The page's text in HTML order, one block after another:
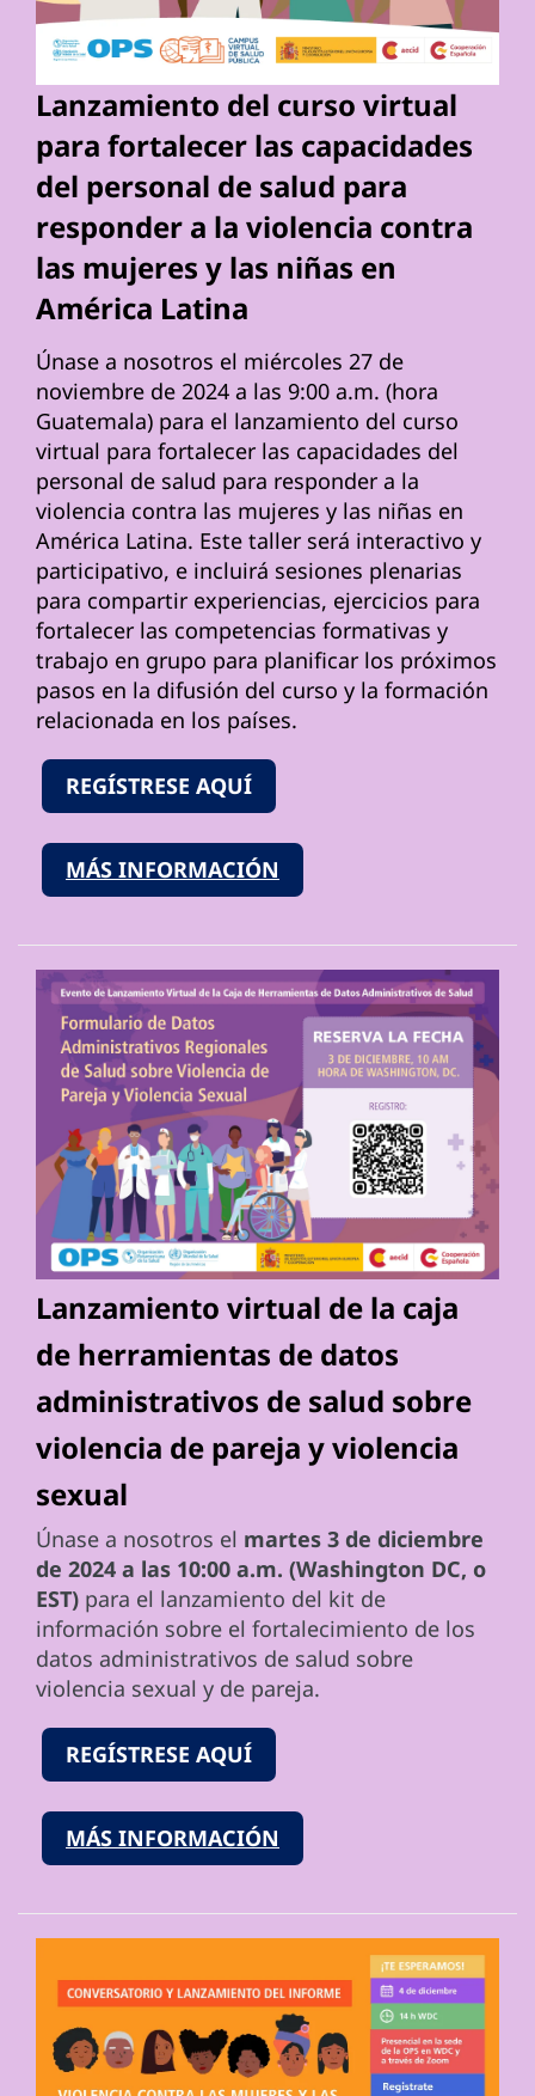
Lanzamiento del curso virtual
para fortalecer las capacidades
del personal de salud para
responder a la violencia contra
las mujeres y las niñas en
América Latina
Únase a nosotros el miércoles 27 de
noviembre de 2024 a las 9:00 a.m. (hora
Guatemala) para el lanzamiento del curso
virtual para fortalecer las capacidades del
personal de salud para responder a la
violencia contra las mujeres y las niñas en
América Latina. Este taller será interactivo y
participativo, e incluirá sesiones plenarias
para compartir experiencias, ejercicios para
fortalecer las competencias formativas y
trabajo en grupo para planificar los próximos
pasos en la difusión del curso y la formación
relacionada en los países.
REGÍSTRESE AQUÍ
MÁS INFORMACIÓN
Lanzamiento virtual de la caja
de herramientas de datos
administrativos de salud sobre
violencia de pareja y violencia
sexual
Únase a nosotros el martes 3 de diciembre
de 2024 a las 10:00 a.m. (Washington DC, o
EST) para el lanzamiento del kit de
información sobre el fortalecimiento de los
datos administrativos de salud sobre
violencia sexual y de pareja.
REGÍSTRESE AQUÍ
MÁS INFORMACIÓN